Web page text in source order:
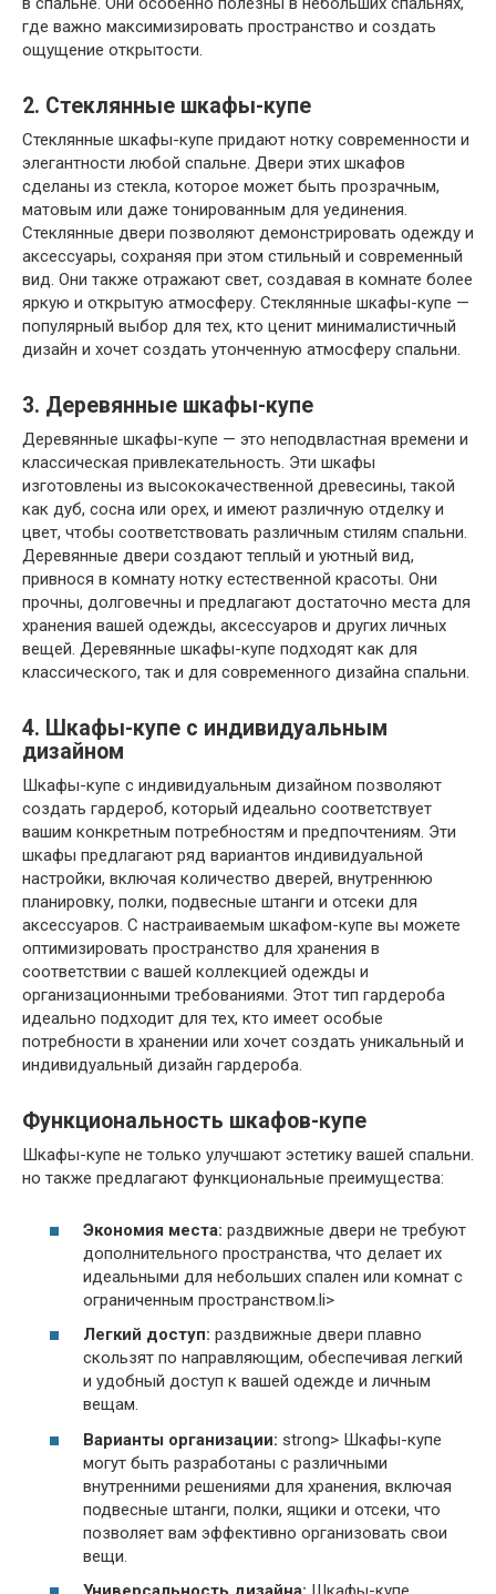
где важно максимизировать пространство и создать
ощущение открытости.
2. Стеклянные шкафы-купе
Стеклянные шкафы-купе придают нотку современности и
элегантности любой спальне. Двери этих шкафов
сделаны из стекла, которое может быть прозрачным,
матовым или даже тонированным для уединения.
Стеклянные двери позволяют демонстрировать одежду и
аксессуары, сохраняя при этом стильный и современный
вид. Они также отражают свет, создавая в комнате более
яркую и открытую атмосферу. Стеклянные шкафы-купе —
популярный выбор для тех, кто ценит минималистичный
дизайн и хочет создать утонченную атмосферу спальни.
3. Деревянные шкафы-купе
Деревянные шкафы-купе — это неподвластная времени и
классическая привлекательность. Эти шкафы
изготовлены из высококачественной древесины, такой
как дуб, сосна или орех, и имеют различную отделку и
цвет, чтобы соответствовать различным стилям спальни.
Деревянные двери создают теплый и уютный вид,
привнося в комнату нотку естественной красоты. Они
прочны, долговечны и предлагают достаточно места для
хранения вашей одежды, аксессуаров и других личных
вещей. Деревянные шкафы-купе подходят как для
классического, так и для современного дизайна спальни.
4. Шкафы-купе с индивидуальным
дизайном
Шкафы-купе с индивидуальным дизайном позволяют
создать гардероб, который идеально соответствует
вашим конкретным потребностям и предпочтениям. Эти
шкафы предлагают ряд вариантов индивидуальной
настройки, включая количество дверей, внутреннюю
планировку, полки, подвесные штанги и отсеки для
аксессуаров. С настраиваемым шкафом-купе вы можете
оптимизировать пространство для хранения в
соответствии с вашей коллекцией одежды и
организационными требованиями. Этот тип гардероба
идеально подходит для тех, кто имеет особые
потребности в хранении или хочет создать уникальный и
индивидуальный дизайн гардероба.
Функциональность шкафов-купе
Шкафы-купе не только улучшают эстетику вашей спальни.
но также предлагают функциональные преимущества:
Экономия места: раздвижные двери не требуют
дополнительного пространства, что делает их
идеальными для небольших спален или комнат с
ограниченным пространством.li>
Легкий доступ: раздвижные двери плавно
скользят по направляющим, обеспечивая легкий
и удобный доступ к вашей одежде и личным
вещам.
Варианты организации: strong> Шкафы-купе
могут быть разработаны с различными
внутренними решениями для хранения, включая
подвесные штанги, полки, ящики и отсеки, что
позволяет вам эффективно организовать свои
вещи.